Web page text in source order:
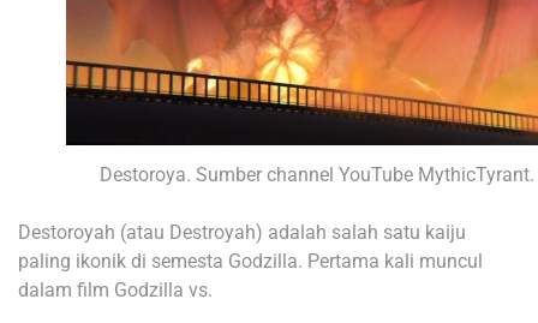
Destoroya. Sumber channel YouTube MythicTyrant.
Destoroyah (atau Destroyah) adalah salah satu kaiju
paling ikonik di semesta Godzilla. Pertama kali muncul
dalam film Godzilla vs.